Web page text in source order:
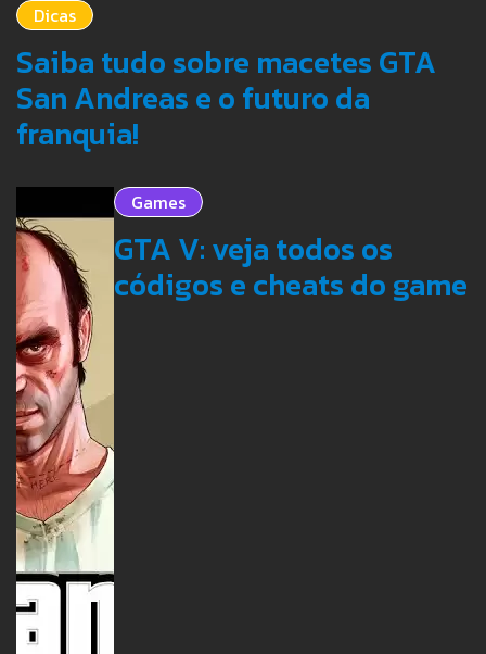
Dicas
Saiba tudo sobre macetes GTA
San Andreas e o futuro da
franquia!
Games
GTA V: veja todos os
códigos e cheats do game